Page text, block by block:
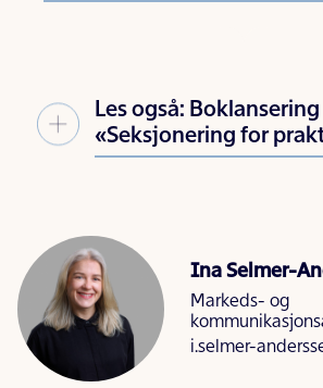
Les også: Boklansering
«Seksjonering for
Ina Selmer-
Markeds- og
i.selmer-